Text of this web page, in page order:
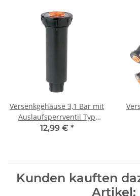
Versenkgehäuse 3,1 Bar mit
Auslaufsperrventil Typ
1800-SAM-PRS-45
12,99 € *
Kunden kauften
Artikel: